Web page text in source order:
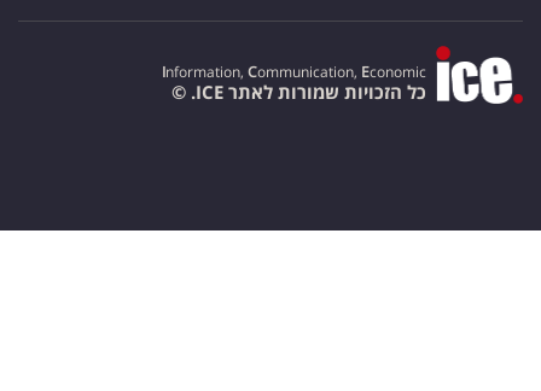
Information, Communication, Economic
כל הזכויות שמורות לאתר ICE. ©